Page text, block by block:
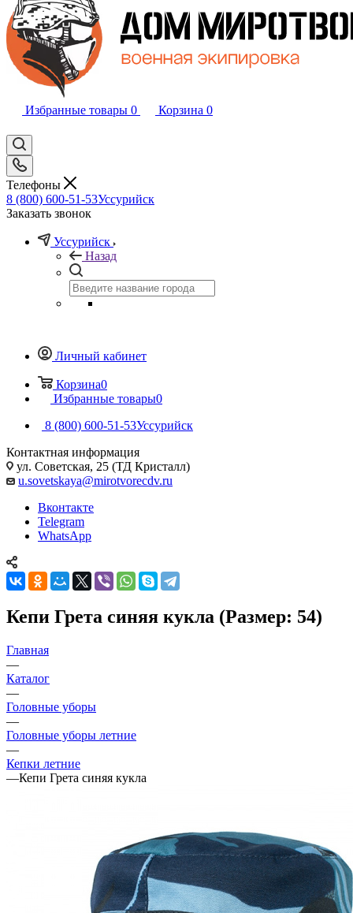
Избранные товары 0 Корзина 0
Телефоны
8 (800) 600-51-53Уссурийск
Заказать звонок
Уссурийск
Назад
Личный кабинет
Корзина0
Избранные товары0
8 (800) 600-51-53Уссурийск
Контактная информация
ул. Советская, 25 (ТД Кристалл)
u.sovetskaya@mirotvorecdv.ru
Вконтакте
Telegram
WhatsApp
Кепи Грета синяя кукла (Размер: 54)
Главная
—
Каталог
—
Головные уборы
—
Головные уборы летние
—
Кепки летние
—Кепи Грета синяя кукла